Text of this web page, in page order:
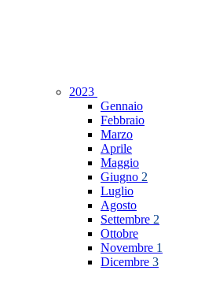
2023
Gennaio
Febbraio
Marzo
Aprile
Maggio
Giugno 2
Luglio
Agosto
Settembre 2
Ottobre
Novembre 1
Dicembre 3